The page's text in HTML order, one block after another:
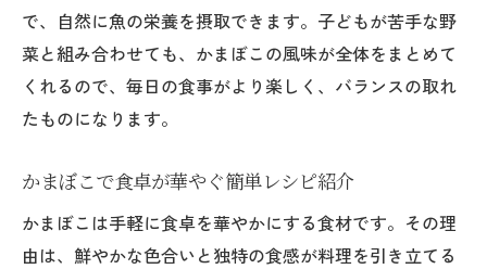
かまぼこ作りの職人技と工夫のポイント
伝統を活かしたかまぼこの新しい食べ方
かまぼこを美味しく味わうための組み合わせ
かまぼこと野菜を使ったおつまみレシピ
かまぼこと梅干しペーストの意外な相性
かまぼことご飯で手軽な一品を作る方法
で、自然に魚の栄養を摂取できます。子どもが苦手な野
菜と組み合わせても、かまぼこの風味が全体をまとめて
くれるので、毎日の食事がより楽しく、バランスの取れ
たものになります。
かまぼこで食卓が華やぐ簡単レシピ紹介
かまぼこは手軽に食卓を華やかにする食材です。その理
由は、鮮やかな色合いと独特の食感が料理を引き立てる